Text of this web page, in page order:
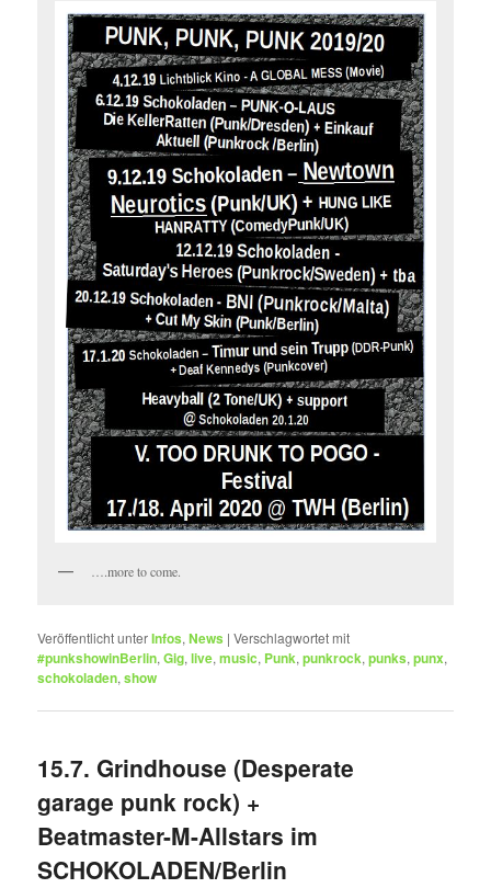
….more to come.
Veröffentlicht unterInfos,News |Verschlagwortet mit
#punkshowinBerlin,Gig,live,music, Punk,punkrock,punks,punx,
schokoladen,show
15.7. Grindhouse (Desperate
garage punk rock) +
Beatmaster-M-Allstars im
SCHOKOLADEN/Berlin